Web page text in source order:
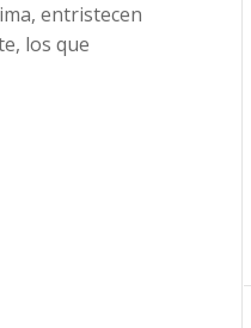
entristecen
los que